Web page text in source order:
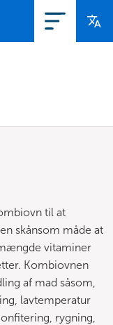
til at
skånsom måde at
vitaminer
Kombiovnen
af mad såsom,
lavtemperatur
rygning,